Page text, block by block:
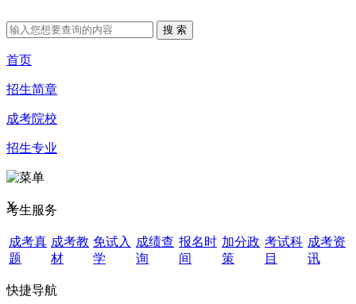
首页
招生简章
成考院校
招生专业
X
考生服务
成考真
题
成考教
材
免试入
学
成绩查
询
报名时
间
加分政
策
考试科
目
成考资
讯
快捷导航